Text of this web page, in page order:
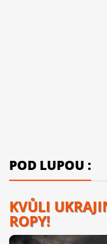
POD LUPOU :
KVŮLI
ROPY!